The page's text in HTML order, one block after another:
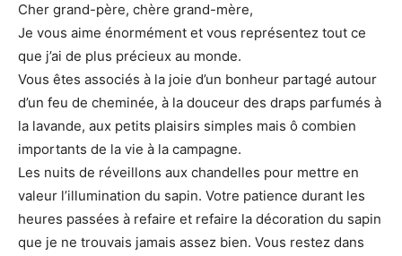
Cher grand-père, chère grand-mère,
Je vous aime énormément et vous représentez tout ce
que j’ai de plus précieux au monde.
Vous êtes associés à la joie d’un bonheur partagé autour
d’un feu de cheminée, à la douceur des draps parfumés à
la lavande, aux petits plaisirs simples mais ô combien
importants de la vie à la campagne.
Les nuits de réveillons aux chandelles pour mettre en
valeur l’illumination du sapin. Votre patience durant les
heures passées à refaire et refaire la décoration du sapin
que je ne trouvais jamais assez bien. Vous restez dans